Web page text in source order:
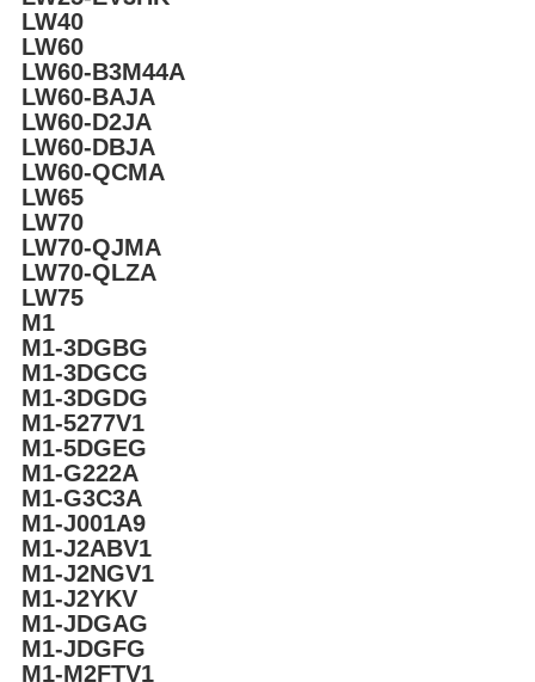
LW40
LW60
LW60-B3M44A
LW60-BAJA
LW60-D2JA
LW60-DBJA
LW60-QCMA
LW65
LW70
LW70-QJMA
LW70-QLZA
LW75
M1
M1-3DGBG
M1-3DGCG
M1-3DGDG
M1-5277V1
M1-5DGEG
M1-G222A
M1-G3C3A
M1-J001A9
M1-J2ABV1
M1-J2NGV1
M1-J2YKV
M1-JDGAG
M1-JDGFG
M1-M2FTV1